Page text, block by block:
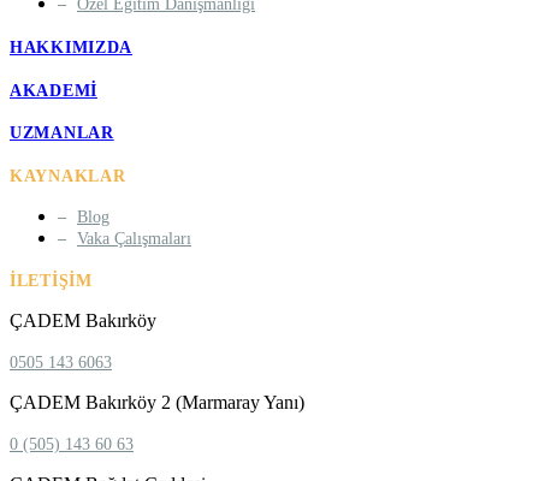
Özel Eğitim Danışmanlığı
HAKKIMIZDA
AKADEMI
UZMANLAR
KAYNAKLAR
Blog
Vaka Çalışmaları
İLETIŞIM
ÇADEM Bakırköy
0505 143 6063
ÇADEM Bakırköy 2 (Marmaray Yanı)
0 (505) 143 60 63